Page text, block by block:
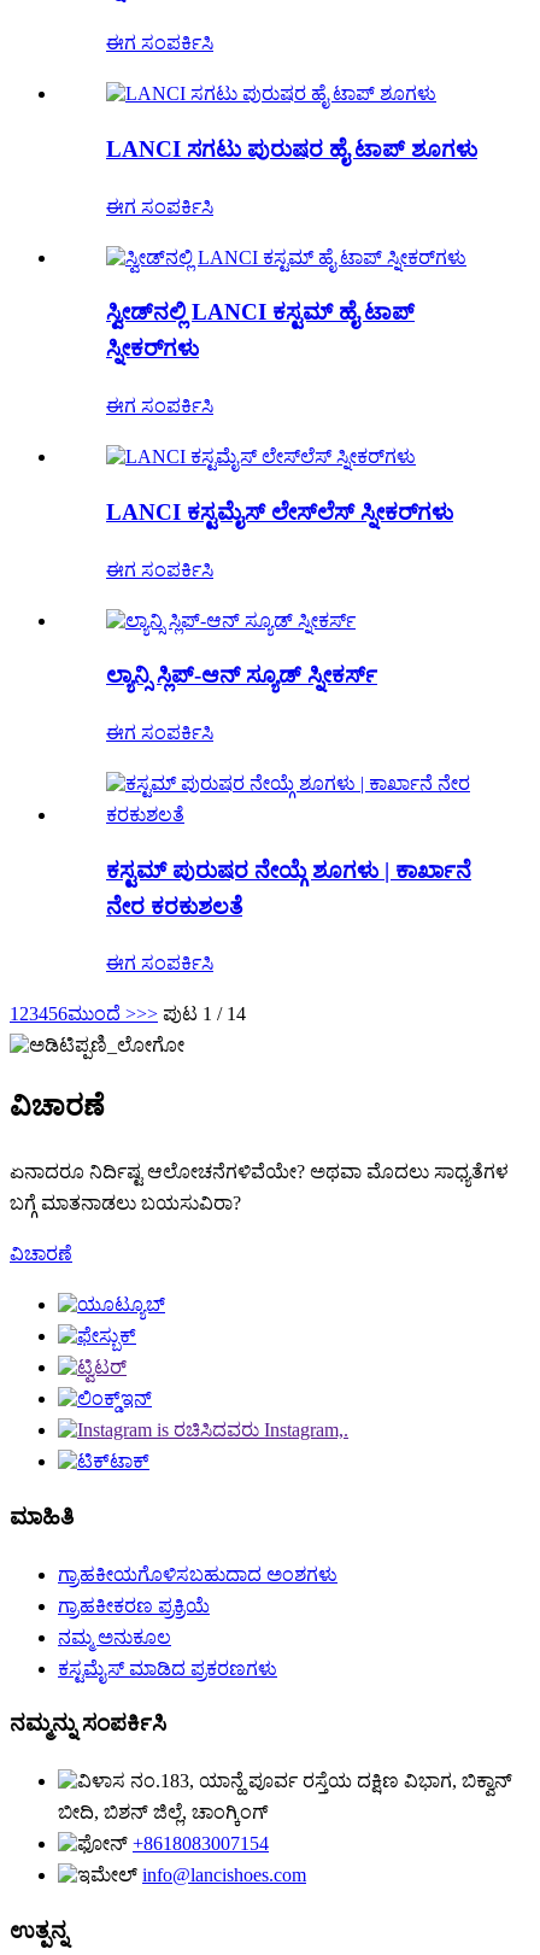
ಈಗ ಸಂಪರ್ಕಿಸಿ
LANCI ಸಗಟು ಪುರುಷರ ಹೈ ಟಾಪ್ ಶೂಗಳು
ಈಗ ಸಂಪರ್ಕಿಸಿ
ಸ್ವೀಡ್‌ನಲ್ಲಿ LANCI ಕಸ್ಟಮ್ ಹೈ ಟಾಪ್
ಸ್ನೀಕರ್‌ಗಳು
ಈಗ ಸಂಪರ್ಕಿಸಿ
LANCI ಕಸ್ಟಮೈಸ್ ಲೇಸ್‌ಲೆಸ್ ಸ್ನೀಕರ್‌ಗಳು
ಈಗ ಸಂಪರ್ಕಿಸಿ
ಲ್ಯಾನ್ಸಿ ಸ್ಲಿಪ್-ಆನ್ ಸ್ಯೂಡ್ ಸ್ನೀಕರ್ಸ್
ಈಗ ಸಂಪರ್ಕಿಸಿ
ಕಸ್ಟಮ್ ಪುರುಷರ ನೇಯ್ಗೆ ಶೂಗಳು | ಕಾರ್ಖಾನೆ
ನೇರ ಕರಕುಶಲತೆ
ಈಗ ಸಂಪರ್ಕಿಸಿ
1 23456ಮುಂದೆ >>> ಪುಟ 1 / 14
ವಿಚಾರಣೆ
ಏನಾದರೂ ನಿರ್ದಿಷ್ಟ ಆಲೋಚನೆಗಳಿವೆಯೇ? ಅಥವಾ ಮೊದಲು ಸಾಧ್ಯತೆಗಳ
ಬಗ್ಗೆ ಮಾತನಾಡಲು ಬಯಸುವಿರಾ?
ವಿಚಾರಣೆ
ಮಾಹಿತಿ
ಗ್ರಾಹಕೀಯಗೊಳಿಸಬಹುದಾದ ಅಂಶಗಳು
ಗ್ರಾಹಕೀಕರಣ ಪ್ರಕ್ರಿಯೆ
ನಮ್ಮ ಅನುಕೂಲ
ಕಸ್ಟಮೈಸ್ ಮಾಡಿದ ಪ್ರಕರಣಗಳು
ನಮ್ಮನ್ನು ಸಂಪರ್ಕಿಸಿ
ನಂ.183, ಯಾನ್ಹೆ ಪೂರ್ವ ರಸ್ತೆಯ ದಕ್ಷಿಣ ವಿಭಾಗ, ಬಿಕ್ವಾನ್
ಬೀದಿ, ಬಿಶನ್ ಜಿಲ್ಲೆ, ಚಾಂಗ್ಕಿಂಗ್
+8618083007154
info@lancishoes.com
ಉತ್ಪನ್ನ